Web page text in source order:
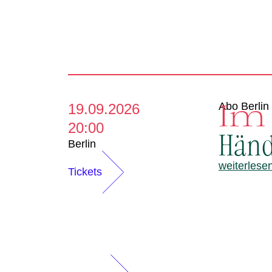
19.09.2026
20:00
Berlin
Tickets
Abo Berlin
Im